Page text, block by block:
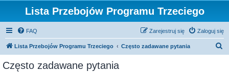
Lista Przebojów Programu Trzeciego
FAQ Zaloguj się
Zarejestruj się
Lista Przebojów Programu Trzeciego Często zadawane pytania
Często zadawane pytania